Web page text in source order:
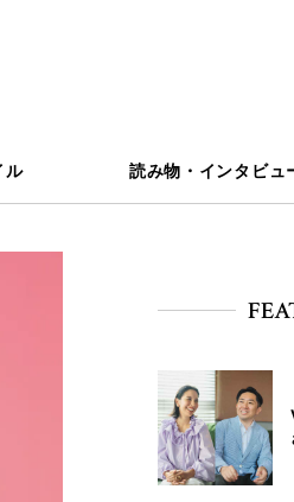
ル 読み物・インタビュ